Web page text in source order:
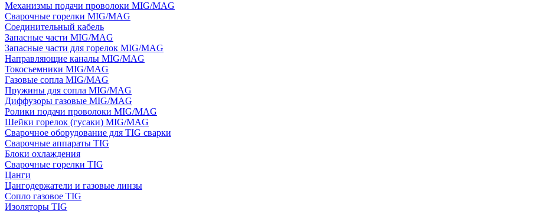
Механизмы подачи проволоки MIG/MAG
Сварочные горелки MIG/MAG
Соединительный кабель
Запасные части MIG/MAG
Запасные части для горелок MIG/MAG
Направляющие каналы MIG/MAG
Токосъемники MIG/MAG
Газовые сопла MIG/MAG
Пружины для сопла MIG/MAG
Диффузоры газовые MIG/MAG
Ролики подачи проволоки MIG/MAG
Шейки горелок (гусаки) MIG/MAG
Сварочное оборудование для TIG сварки
Сварочные аппараты TIG
Блоки охлаждения
Сварочные горелки TIG
Цанги
Цангодержатели и газовые линзы
Сопло газовое TIG
Изоляторы TIG